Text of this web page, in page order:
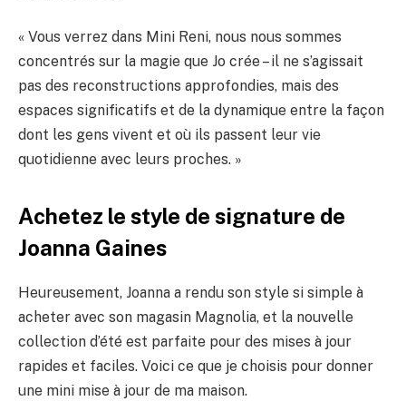
« Vous verrez dans Mini Reni, nous nous sommes
concentrés sur la magie que Jo crée – il ne s’agissait
pas des reconstructions approfondies, mais des
espaces significatifs et de la dynamique entre la façon
dont les gens vivent et où ils passent leur vie
quotidienne avec leurs proches. »
Achetez le style de signature de
Joanna Gaines
Heureusement, Joanna a rendu son style si simple à
acheter avec son magasin Magnolia, et la nouvelle
collection d’été est parfaite pour des mises à jour
rapides et faciles. Voici ce que je choisis pour donner
une mini mise à jour de ma maison.